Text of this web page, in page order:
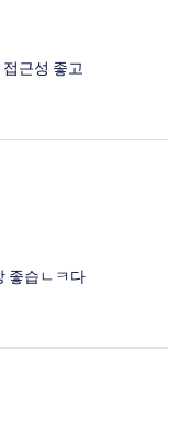
근성 좋고
좋습ㄴㅋ다